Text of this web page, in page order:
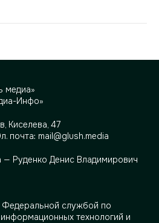
медиа»
Инфо»
Киселева, 47
почта: mail@glush.media
— Руденко Денис Владимирович
службой по
технологий и